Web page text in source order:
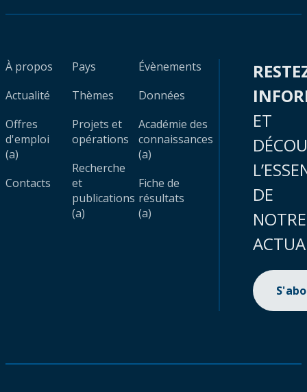
À propos
Actualité
Offres
d'emploi
(a)
Contacts
Pays
Thèmes
Projets et
opérations
Recherche
et
publications
(a)
Évènements
Données
Académie des
connaissances
(a)
Fiche de
résultats
(a)
ET
DE
NOTRE